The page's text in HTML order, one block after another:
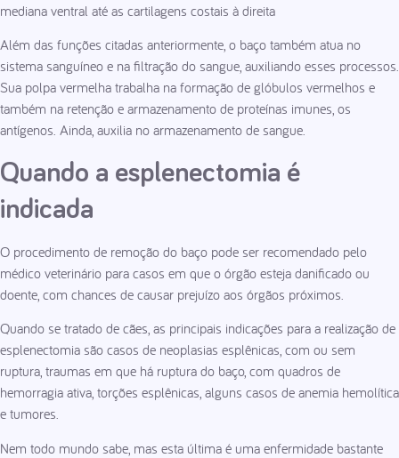
mediana ventral até as cartilagens costais à direita
Além das funções citadas anteriormente, o baço também atua no
sistema sanguíneo e na filtração do sangue, auxiliando esses processos.
Sua polpa vermelha trabalha na formação de glóbulos vermelhos e
também na retenção e armazenamento de proteínas imunes, os
antígenos. Ainda, auxilia no armazenamento de sangue.
Quando a esplenectomia é
indicada
O procedimento de remoção do baço pode ser recomendado pelo
médico veterinário para casos em que o órgão esteja danificado ou
doente, com chances de causar prejuízo aos órgãos próximos.
Quando se tratado de cães, as principais indicações para a realização de
esplenectomia são casos de neoplasias esplênicas, com ou sem
ruptura, traumas em que há ruptura do baço, com quadros de
hemorragia ativa, torções esplênicas, alguns casos de anemia hemolítica
e tumores.
Nem todo mundo sabe, mas esta última é uma enfermidade bastante